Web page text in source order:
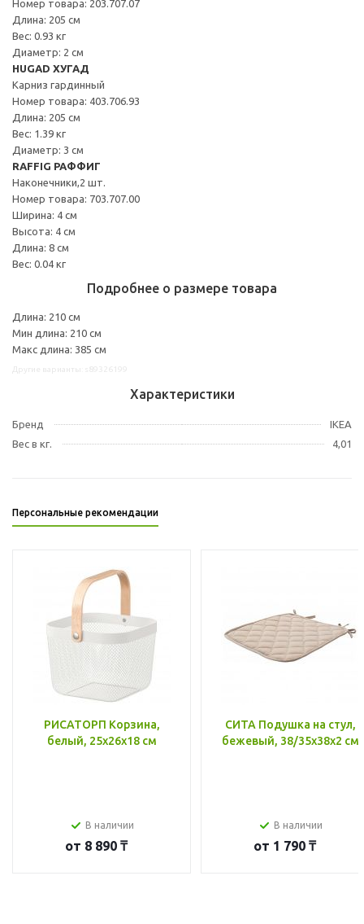
Номер товара: 203.707.07
Длина: 205 см
Вес: 0.93 кг
Диаметр: 2 см
HUGAD ХУГАД
Карниз гардинный
Номер товара: 403.706.93
Длина: 205 см
Вес: 1.39 кг
Диаметр: 3 см
RAFFIG РАФФИГ
Наконечники,2 шт.
Номер товара: 703.707.00
Ширина: 4 см
Высота: 4 см
Длина: 8 см
Вес: 0.04 кг
Подробнее о размере товара
Длина: 210 см
Мин длина: 210 см
Макс длина: 385 см
Характеристики
Бренд
IKEA
Вес в кг.
4,01
Персональные рекомендации
РИСАТОРП Корзина,
белый, 25x26x18 см
В наличии
от 8 890 ₸
СИТА Подушка на стул,
бежевый, 38/35x38x2 см
В наличии
от 1 790 ₸